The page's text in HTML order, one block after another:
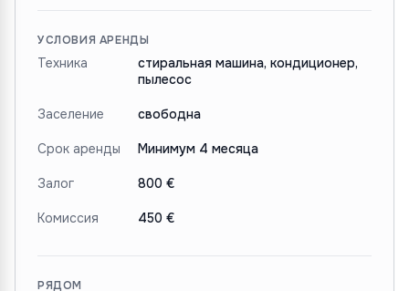
УСЛОВИЯ АРЕНДЫ
Техника
стиральная машина, кондиционер,
пылесос
Заселение свободна
Срок аренды Минимум 4 месяца
Залог 800 €
Комиссия 450 €
РЯДОМ